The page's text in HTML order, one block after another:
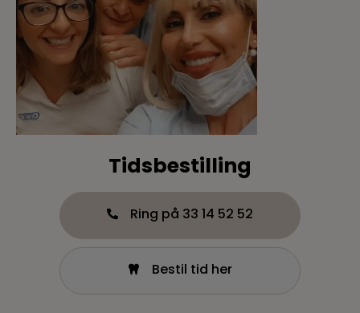
Tidsbestilling
Ring på 33 14 52 52
Bestil tid her